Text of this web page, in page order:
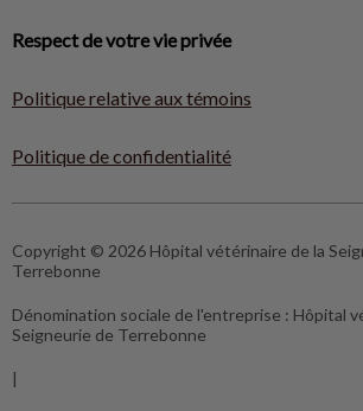
Respect de votre vie privée
Politique relative aux témoins
Politique de confidentialité
Copyright © 2026 Hôpital vétérinaire de la
Terrebonne
Dénomination sociale de l'entreprise : Hôpital
Seigneurie de Terrebonne
|